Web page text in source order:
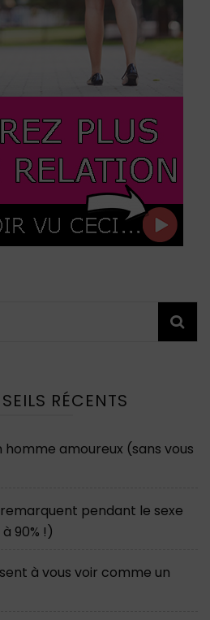
RÉCENTS
amoureux (sans vous
pendant le sexe
90% !)
à vous voir comme un